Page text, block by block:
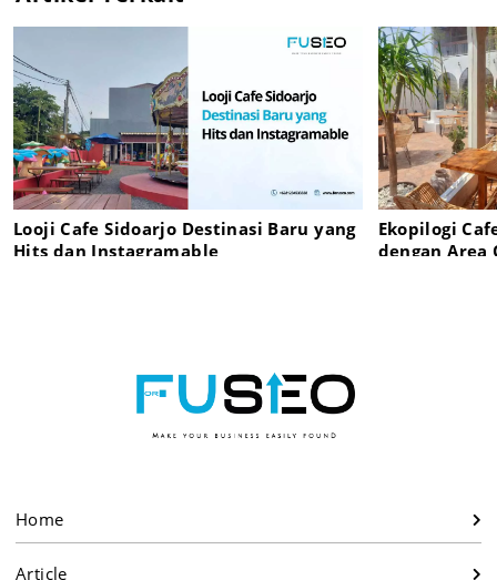
Looji Cafe Sidoarjo Destinasi Baru yang
Hits dan Instagramable
Ekopilogi
dengan
Home
Article